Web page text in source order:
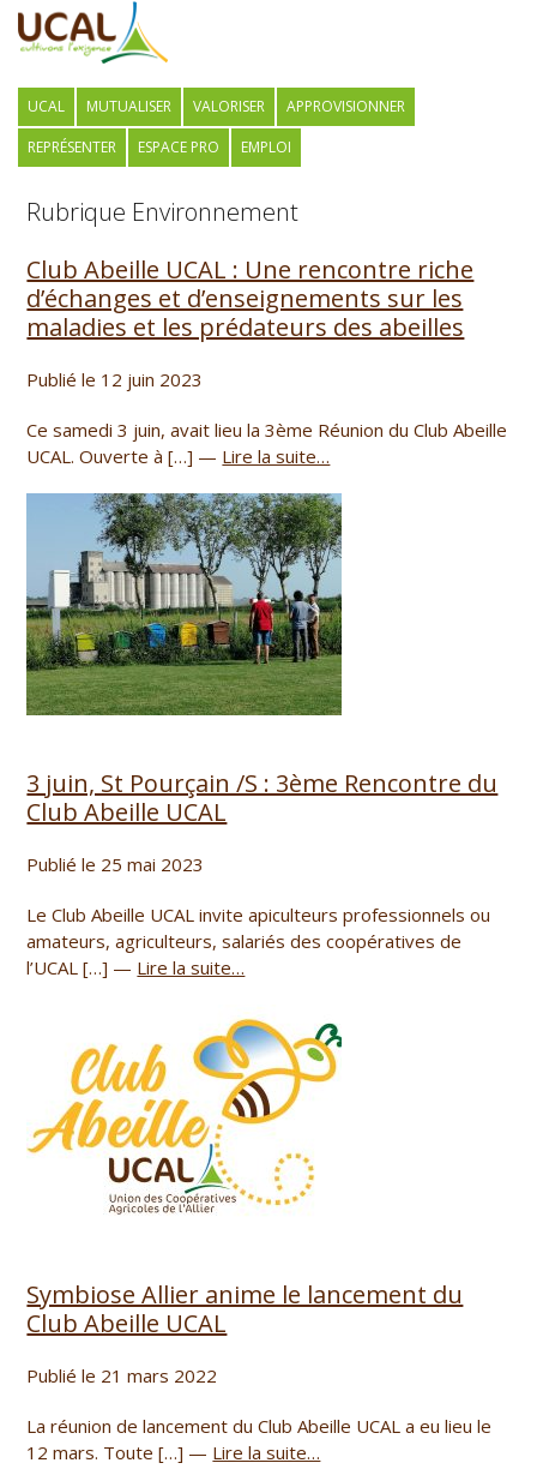
UCAL MUTUALISER VALORISER
APPROVISIONNER
REPRÉSENTER
ESPACE PRO EMPLOI
Rubrique Environnement
Club Abeille UCAL : Une rencontre riche
d’échanges et d’enseignements sur les
maladies et les prédateurs des abeilles
Publié le 12 juin 2023
Ce samedi 3 juin, avait lieu la 3ème Réunion du Club Abeille
UCAL. Ouverte à […] — Lire la suite…
3 juin, St Pourçain /S : 3ème Rencontre du
Club Abeille UCAL
Publié le 25 mai 2023
Le Club Abeille UCAL invite apiculteurs professionnels ou
amateurs, agriculteurs, salariés des coopératives de
l’UCAL […] — Lire la suite…
Symbiose Allier anime le lancement du
Club Abeille UCAL
Publié le 21 mars 2022
La réunion de lancement du Club Abeille UCAL a eu lieu le
12 mars. Toute […] — Lire la suite…